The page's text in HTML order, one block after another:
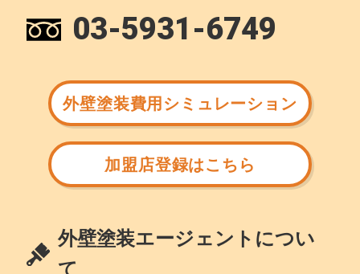
03-5931-6749
外壁塗装費用シミュレーション
加盟店登録はこちら
外壁塗装エージェントについ
て